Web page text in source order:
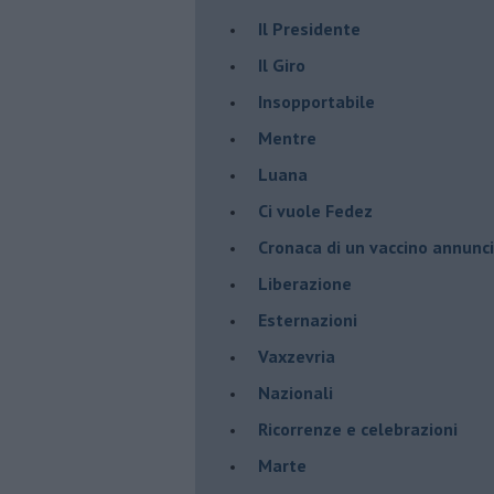
Il Presidente
​Il Giro
Insopportabile
​Mentre
Luana
​Ci vuole Fedez
​Cronaca di un vaccino
​Liberazione
Esternazioni
Vaxzevria
Nazionali
​Ricorrenze e celebrazioni
Marte